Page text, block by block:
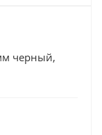
черный,